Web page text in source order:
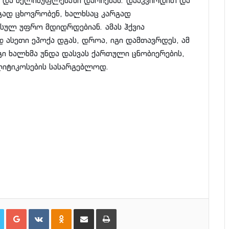
ცხოვრობენ, ხალხსაც კარგად
უფრო მდიდრდებიან. ამას ჰქვია
ეპოქა დგას, დროა, იგი დამთავრდეს, ამ
ხალხმა უნდა დასვას ქართული ცნობიერების,
სასარგებლოდ.
Twitter Google+ VKontakte